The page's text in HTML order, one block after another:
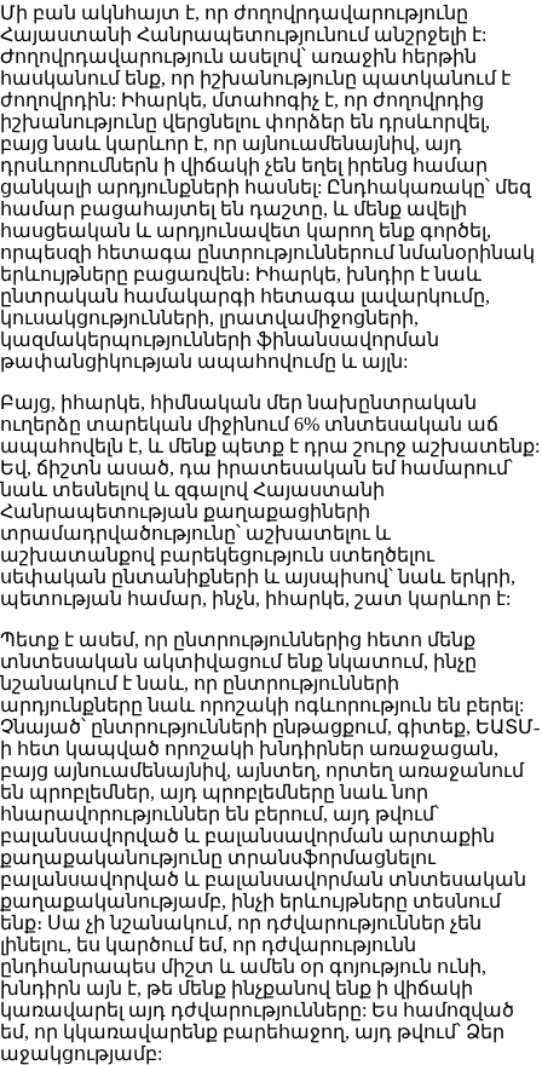
Մի բան ակնհայտ է, որ ժողովրդավարությունը
Հայաստանի Հանրապետությունում անշրջելի է:
Ժողովրդավարություն ասելով՝ առաջին հերթին
հասկանում ենք, որ իշխանությունը պատկանում է
ժողովրդին: Իհարկե, մտահոգիչ է, որ ժողովրդից
իշխանությունը վերցնելու փորձեր են դրսևորվել,
բայց նաև կարևոր է, որ այնուամենայնիվ, այդ
դրսևորումներն ի վիճակի չեն եղել իրենց համար
ցանկալի արդյունքների հասնել: Ընդհակառակը՝ մեզ
համար բացահայտել են դաշտը, և մենք ավելի
հասցեական և արդյունավետ կարող ենք գործել,
որպեսզի հետագա ընտրություններում նմանօրինակ
երևույթները բացառվեն։ Իհարկե, խնդիր է նաև
ընտրական համակարգի հետագա լավարկումը,
կուսակցությունների, լրատվամիջոցների,
կազմակերպությունների ֆինանսավորման
թափանցիկության ապահովումը և այլն:
Բայց, իհարկե, հիմնական մեր նախընտրական
ուղերձը տարեկան միջինում 6% տնտեսական աճ
ապահովելն է, և մենք պետք է դրա շուրջ աշխատենք:
Եվ, ճիշտն ասած, դա իրատեսական եմ համարում՝
նաև տեսնելով և զգալով Հայաստանի
Հանրապետության քաղաքացիների
տրամադրվածությունը՝ աշխատելու և
աշխատանքով բարեկեցություն ստեղծելու
սեփական ընտանիքների և այսպիսով՝ նաև երկրի,
պետության համար, ինչն, իհարկե, շատ կարևոր է:
Պետք է ասեմ, որ ընտրություններից հետո մենք
տնտեսական ակտիվացում ենք նկատում, ինչը
նշանակում է նաև, որ ընտրությունների
արդյունքները նաև որոշակի ոգևորություն են բերել:
Չնայած՝ ընտրությունների ընթացքում, գիտեք, ԵԱՏՄ-
ի հետ կապված որոշակի խնդիրներ առաջացան,
բայց այնուամենայնիվ, այնտեղ, որտեղ առաջանում
են պրոբլեմներ, այդ պրոբլեմները նաև նոր
հնարավորություններ են բերում, այդ թվում՝
բալանսավորված և բալանսավորման արտաքին
քաղաքականությունը տրանսֆորմացնելու
բալանսավորված և բալանսավորման տնտեսական
քաղաքականությամբ, ինչի երևույթները տեսնում
ենք։ Սա չի նշանակում, որ դժվարություններ չեն
լինելու, ես կարծում եմ, որ դժվարությունն
ընդհանրապես միշտ և ամեն օր գոյություն ունի,
խնդիրն այն է, թե մենք ինչքանով ենք ի վիճակի
կառավարել այդ դժվարությունները: Ես համոզված
եմ, որ կկառավարենք բարեհաջող, այդ թվում՝ Ձեր
աջակցությամբ: